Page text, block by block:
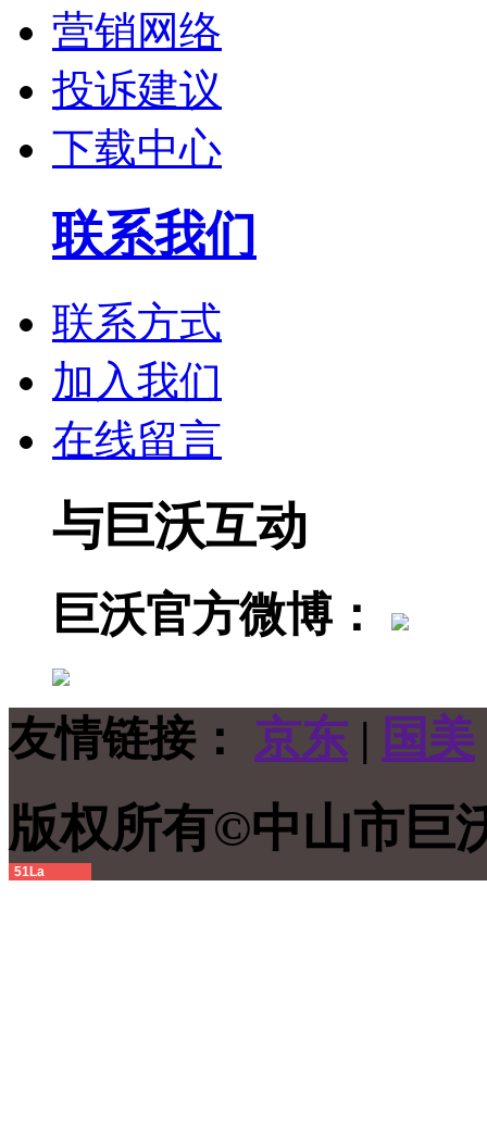
营销网络
投诉建议
下载中心
联系我们
联系方式
加入我们
在线留言
与巨沃互动
巨沃官方微博：
友情链接： 京东 | 国美
版权所有©中山市
51La